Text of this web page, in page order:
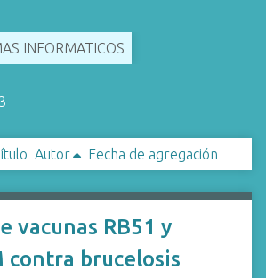
INFORMATICOS
Autor Fecha de agregación
vacunas RB51 y
contra brucelosis